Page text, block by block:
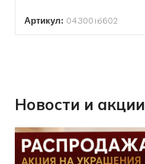
Артикул: 0430016602
Новости и акции